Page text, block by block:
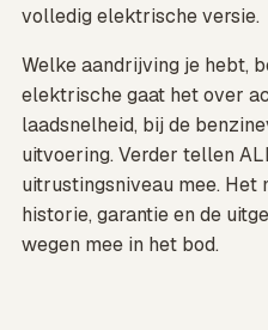
volledig elektrische versie.
Welke aandrijving je hebt,
elektrische gaat het over
laadsnelheid, bij de
uitvoering. Verder tellen
uitrustingsniveau mee. Het
historie, garantie en de
wegen mee in het bod.